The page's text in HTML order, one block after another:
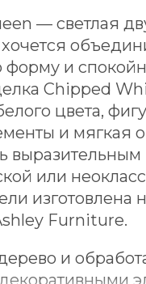
— светлая
форму и
Chipped
цвета,
и мягкая
или
изготовлена
Furniture.
и